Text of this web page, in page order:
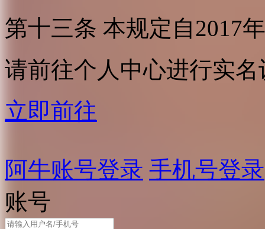
第十三条 本规定自2017
请前往个人中心进行实名
立即前往
阿牛账号登录 手机号登录
账号